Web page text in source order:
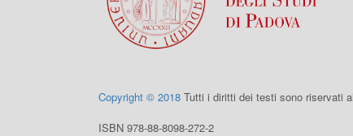
Copyright © 2018 Tutti i diritti dei testi sono riservati
ISBN 978-88-8098-272-2